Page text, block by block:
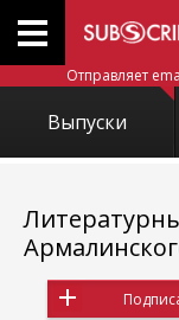
Отправляет
Выпуски